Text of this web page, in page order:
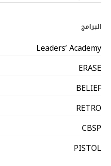
البرامج
Leaders’ Academy
ERASE
BELIEF
RETRO
CBSP
PISTOL